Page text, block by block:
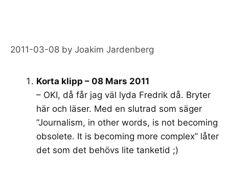
2011-03-08 by Joakim Jardenberg
Korta klipp – 08 Mars 2011
– OKI, då får jag väl lyda Fredrik då. Bryter
här och läser. Med en slutrad som säger
”Journalism, in other words, is not becoming
obsolete. It is becoming more complex” låter
det som det behövs lite tanketid ;)